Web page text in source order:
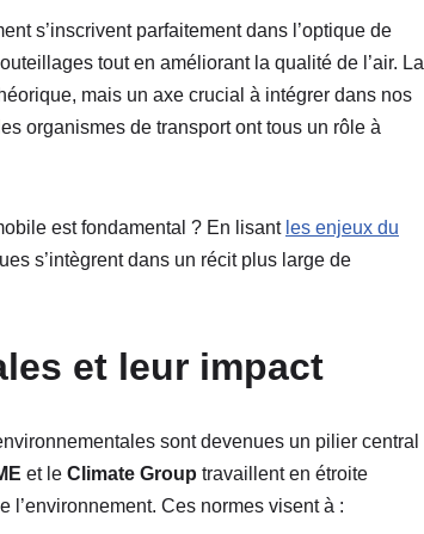
s’inscrivent parfaitement dans l’optique de
tout en améliorant la qualité de l’air. La
mais un axe crucial à intégrer dans nos
organismes de transport ont tous un rôle à
est fondamental ? En lisant les enjeux du
s’intègrent dans un récit plus large de
et leur impact
sont devenues un pilier central
et le Climate Group travaillent en étroite
Ces normes visent à :